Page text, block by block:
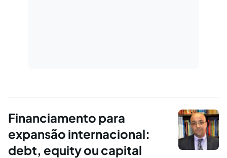
Financiamento para
expansão internacional:
debt, equity ou capital